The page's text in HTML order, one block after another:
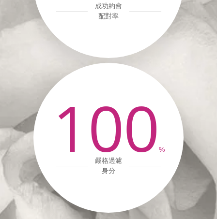
成功約會
配對率
100 %
嚴格過濾
身分